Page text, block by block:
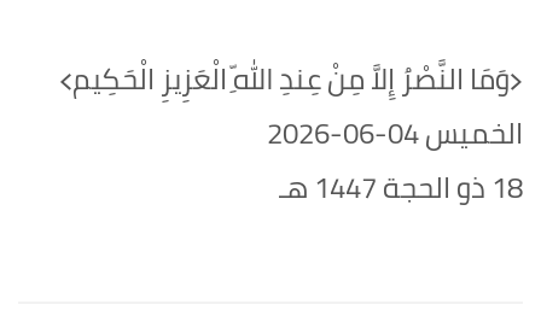
﴿وَمَا النَّصْرُ إِلاَّ مِنْ عِندِ اللّهِ الْعَزِيزِ الْحَكِيم﴾‏
الخميس 04-06-2026‏
18 ذو الحجة 1447 هـ